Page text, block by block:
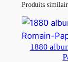
Produits
1880